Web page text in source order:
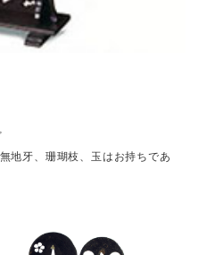
地牙、珊瑚枝、玉はお持ちであ